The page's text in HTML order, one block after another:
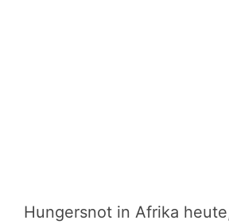
Hungersnot in Afrika